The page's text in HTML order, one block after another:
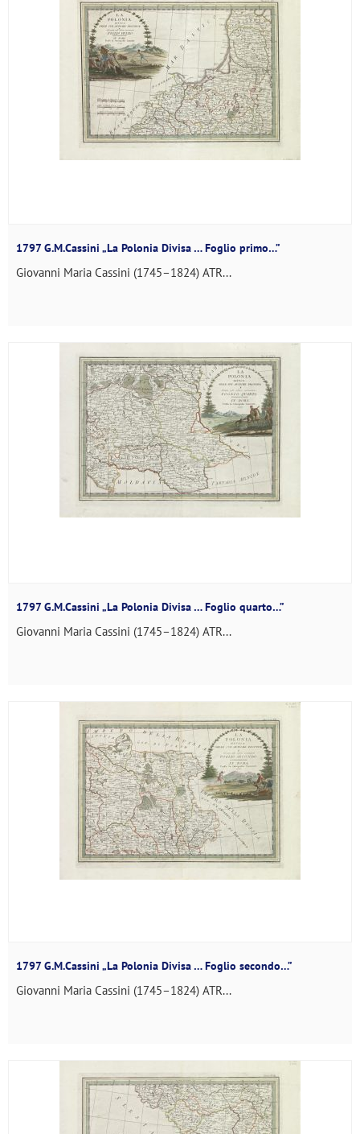
1797 G.M.Cassini „La Polonia Divisa … Foglio primo…”
Giovanni Maria Cassini (1745–1824) ATR...
1797 G.M.Cassini „La Polonia Divisa … Foglio quarto…”
Giovanni Maria Cassini (1745–1824) ATR...
1797 G.M.Cassini „La Polonia Divisa … Foglio secondo…”
Giovanni Maria Cassini (1745–1824) ATR...